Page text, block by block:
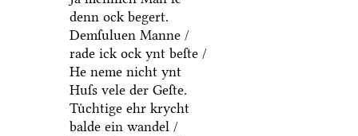
denn ock begert.
Demſuluen Manne /
rade ick ock ynt beſte /
He neme nicht ynt
Huſs vele der Geſte.
Tuͤchtige ehr krycht
balde ein wandel /